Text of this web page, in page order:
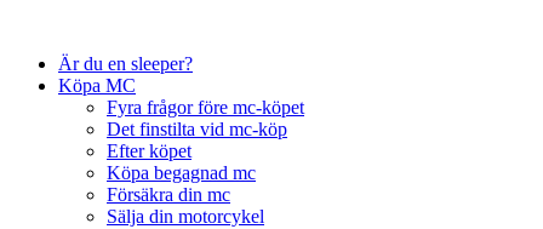
Är du en sleeper?
Köpa MC
Fyra frågor före mc-köpet
Det finstilta vid mc-köp
Efter köpet
Köpa begagnad mc
Försäkra din mc
Sälja din motorcykel